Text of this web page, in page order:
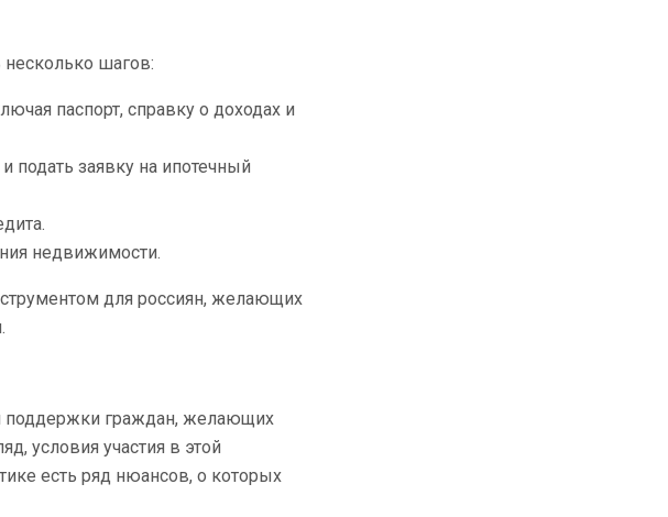
шагов:
паспорт, справку о доходах и
подать заявку на ипотечный
недвижимости.
для россиян, желающих
поддержки граждан, желающих
условия участия в этой
есть ряд нюансов, о которых